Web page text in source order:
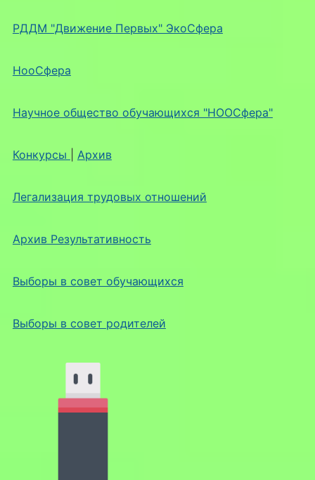
РДДМ "Движение Первых" ЭкоСфера
НооСфера
Научное общество обучающихся "НООСфера"
Конкурсы Архив
Легализация трудовых отношений
Архив Результативность
Выборы в совет обучающихся
Выборы в совет родителей